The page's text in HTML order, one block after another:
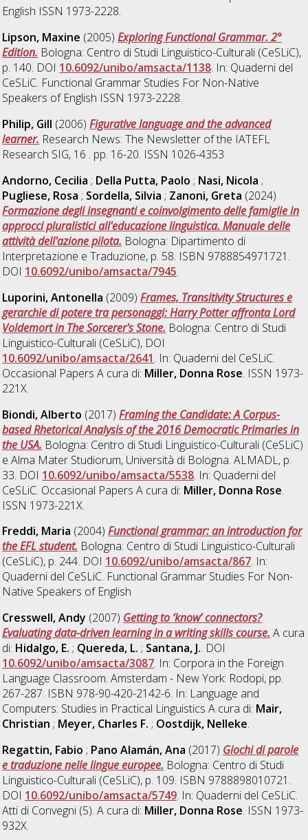
English ISSN 1973-2228.
Lipson, Maxine (2005)Exploring Functional Grammar. 2°
Edition. Bologna: Centro di Studi Linguistico-Culturali (CeSLiC),
p. 140. DOI 10.6092/unibo/amsacta/1138. In: Quaderni del
CeSLiC. Functional Grammar Studies For Non-Native
Speakers of English ISSN 1973-2228.
Philip, Gill (2006)Figurative language and the advanced
learner. Research News: The Newsletter of the IATEFL
Research SIG, 16 . pp. 16-20. ISSN 1026-4353
Andorno, Cecilia ; Della Putta, Paolo ; Nasi, Nicola ;
Pugliese, Rosa ; Sordella, Silvia ; Zanoni, Greta (2024)
Formazione degli insegnanti e coinvolgimento delle famiglie in
approcci pluralistici all'educazione linguistica. Manuale delle
attività dell'azione pilota. Bologna: Dipartimento di
Interpretazione e Traduzione, p. 58. ISBN 9788854971721.
DOI 10.6092/unibo/amsacta/7945.
Luporini, Antonella (2009)Frames, Transitivity Structures e
gerarchie di potere tra personaggi: Harry Potter affronta Lord
Voldemort in The Sorcerer's Stone. Bologna: Centro di Studi
Linguistico-Culturali (CeSLiC), DOI
10.6092/unibo/amsacta/2641. In: Quaderni del CeSLiC.
Occasional Papers A cura di: Miller, Donna Rose. ISSN 1973-
221X.
Biondi, Alberto (2017)Framing the Candidate: A Corpus-
based Rhetorical Analysis of the 2016 Democratic Primaries in
the USA. Bologna: Centro di Studi Linguistico-Culturali (CeSLiC)
e Alma Mater Studiorum, Università di Bologna. ALMADL, p.
33. DOI 10.6092/unibo/amsacta/5538. In: Quaderni del
CeSLiC. Occasional Papers A cura di: Miller, Donna Rose.
ISSN 1973-221X.
Freddi, Maria (2004)Functional grammar: an introduction for
the EFL student. Bologna: Centro di Studi Linguistico-Culturali
(CeSLiC), p. 244. DOI 10.6092/unibo/amsacta/867. In:
Quaderni del CeSLiC. Functional Grammar Studies For Non-
Native Speakers of English
Cresswell, Andy (2007) Getting to ‘know’ connectors?
Evaluating data-driven learning in a writing skills course. A cura
di: Hidalgo, E. ; Quereda, L. ; Santana, J.. DOI
10.6092/unibo/amsacta/3087. In: Corpora in the Foreign
Language Classroom. Amsterdam - New York: Rodopi, pp.
267-287. ISBN 978-90-420-2142-6. In: Language and
Computers: Studies in Practical Linguistics A cura di: Mair,
Christian ; Meyer, Charles F. ; Oostdijk, Nelleke.
Regattin, Fabio ; Pano Alamán, Ana (2017) Giochi di parole
e traduzione nelle lingue europee. Bologna: Centro di Studi
Linguistico-Culturali (CeSLiC), p. 109. ISBN 9788898010721.
DOI 10.6092/unibo/amsacta/5749. In: Quaderni del CeSLiC.
Atti di Convegni (5). A cura di: Miller, Donna Rose. ISSN 1973-
932X.